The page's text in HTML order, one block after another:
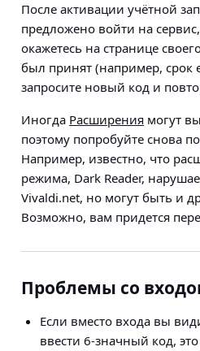
После активации учётной
предложено войти на
окажетесь на странице
был принят (например, срок
запросите новый код и
Иногда Расширения могут
поэтому попробуйте снова
Например, известно, что
режима, Dark Reader,
Vivaldi.net, но могут быть и
Возможно, вам придется
Проблемы со
Если вместо входа вы
ввести 6-значный код,